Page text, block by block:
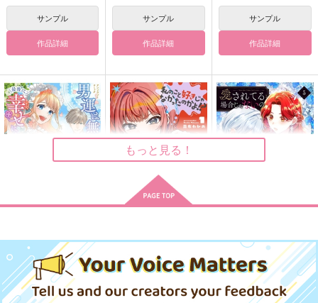
同じテーマでみんなで
赤安書いてみた ウェ
ディング・イブ編
イツメントリオ
787 円 （税込）
赤井秀一×安室透
サンプル
ベビーシッターマーメ
イド フロイド編
Color scheme
944円（税込）
フロイド×女監督生
サンプル
作品詳細
愛に貴賤はない アー
Lila
1,690円（税込）
アーサー×本田菊
サンプル
サンプル
作品詳細
サンプル
作品詳細
サンプル
作品詳細
最後に幸せになるのは
私ですわ! アンソロジ
ーコミック
KADOKAWA
990円（税込）
ったのかよ!? 1
集英社インター
いの 3
KADOKAWA
1,298 円（税込）
もっと見る！